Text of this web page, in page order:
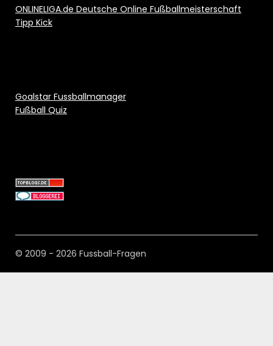
ONLINELIGA.de Deutsche Online Fußballmeisterschaft
Tipp Kick
Goalstar Fussballmanager
Fußball Quiz
© 2009 - 2026 Fussball-Fragen